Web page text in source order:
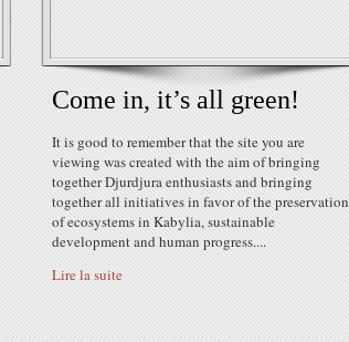
Come in, it’s all green!
It is good to remember that the site you are
viewing was created with the aim of bringing
together Djurdjura enthusiasts and bringing
together all initiatives in favor of the preservation
of ecosystems in Kabylia, sustainable
development and human progress....
Lire la suite